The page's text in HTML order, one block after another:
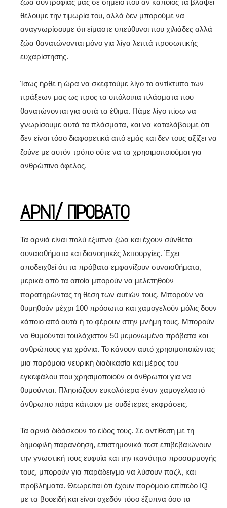
ζώα συντροφιάς μας σε σημείο που αν κάποιος τα βλάψει
θέλουμε την τιμωρία του, αλλά δεν μπορούμε να
αναγνωρίσουμε ότι είμαστε υπεύθυνοι που χιλιάδες αλλά
ζώα θανατώνονται μόνο για λίγα λεπτά προσωπικής
ευχαρίστησης.
Ίσως ήρθε η ώρα να σκεφτούμε λίγο το αντίκτυπο των
πράξεων μας ως προς τα υπόλοιπα πλάσματα που
θανατώνονται για αυτά τα έθιμα. Πάμε λίγο πίσω να
γνωρίσουμε αυτά τα πλάσματα, και να καταλάβουμε ότι
δεν είναι τόσο διαφορετικά από εμάς και δεν τους αξίζει να
ζούνε με αυτόν τρόπο ούτε να τα χρησιμοποιούμαι για
ανθρώπινο όφελος.
ΑΡΝΙ/ ΠΡΟΒΑΤΟ
Τα αρνιά είναι πολύ έξυπνα ζώα και έχουν σύνθετα
συναισθήματα και διανοητικές λειτουργίες. Έχει
αποδειχθεί ότι τα πρόβατα εμφανίζουν συναισθήματα,
μερικά από τα οποία μπορούν να μελετηθούν
παρατηρώντας τη θέση των αυτιών τους. Μπορούν να
θυμηθούν μέχρι 100 πρόσωπα και χαμογελούν μόλις δουν
κάποιο από αυτά ή το φέρουν στην μνήμη τους. Μπορούν
να θυμούνται τουλάχιστον 50 μεμονωμένα πρόβατα και
ανθρώπους για χρόνια. Το κάνουν αυτό χρησιμοποιώντας
μια παρόμοια νευρική διαδικασία και μέρος του
εγκεφάλου που χρησιμοποιούν οι άνθρωποι για να
θυμούνται. Πλησιάζουν ευκολότερα έναν χαμογελαστό
άνθρωπο πάρα κάποιον με ουδέτερες εκφράσεις.
Τα αρνιά διδάσκουν το είδος τους. Σε αντίθεση με τη
δημοφιλή παρανόηση, επιστημονικά τεστ επιβεβαιώνουν
την γνωστική τους ευφυΐα και την ικανότητα προσαρμογής
τους, μπορούν για παράδειγμα να λύσουν παζλ, και
προβλήματα. Θεωρείται ότι έχουν παρόμοιο επίπεδο IQ
με τα βοοειδή και είναι σχεδόν τόσο έξυπνα όσο τα